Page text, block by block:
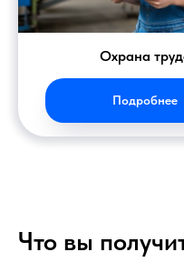
Охрана
Подробнее
Что вы